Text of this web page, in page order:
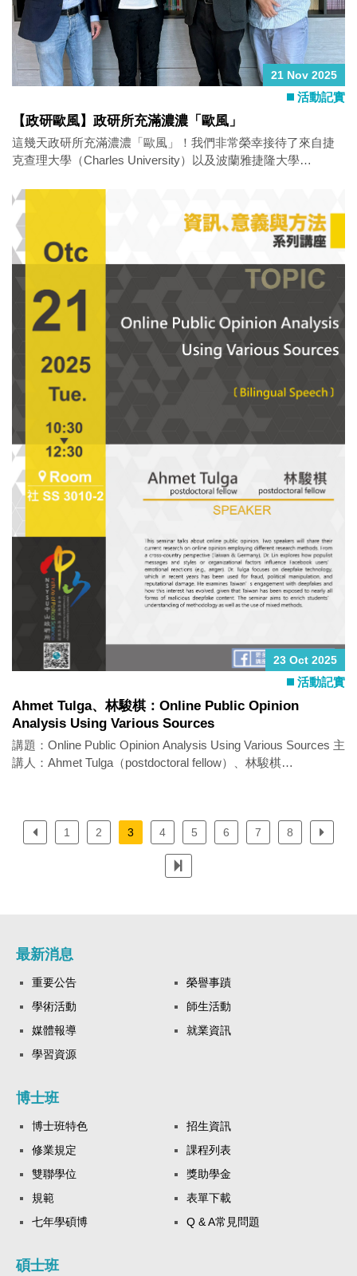
2021 military coup t
21 Nov 2025
活動記實
【政研歐風】政研所充滿濃濃「歐風」
這幾天政研所充滿濃濃「歐風」！我們非常榮幸接待了來自捷
克查理大學（Charles University）以及波蘭雅捷隆大學
名校，而這兩個中東歐國家近期也積極深化與台灣的關係。或
許是地緣政治的處境、以及對民主自由一路走來的艱辛與珍
惜，都讓彼此惺惺相惜、互相扶持。我們非常重視這樣的國際
交流，希望將更多頂尖學術資源帶給政研所的同學們。 此外，
我們近期也將迎來一位義大利籍的博士生入學，同時也將有另
一位義大利大學的博士研究生前來短期交流，他們都想來高雄
研究台灣的地緣政治經濟議題。更令人期待的是，過一陣子還
會有英國名校St Andrews University的教授來訪並進行專題演
講。政研所將持續積極地促進我們與歐洲學校的交流，為同學
開拓更多、更實質與歐洲國家大學交流學習的機會！ 最後，要
與大家分享一個恐怕比國際交流更難得的時刻：我們終於找到
了韋豪老師眼睛對焦的照片！拍了六張，竟然只有這麼一張眼
睛是對焦的，真是普天同慶，錯過這張，下一張不知何時會出
23 Oct 2025
活動記實
Ahmet Tulga、林駿棋：Online Public Opinion
Analysis Using Various Sources
講題：Online Public Opinion Analysis Using Various Sources 主
講人：Ahmet Tulga（postdoctoral fellow）、林駿棋
current research on online opinion employing different research
Germany), Dr. Lin explores how populist messages and styles
Taiwan’s engagement with deepfakes and how this interest has
of malic
1 2 3 4 5 6 7 8
最新消息
重要公告
榮譽事蹟
學術活動
師生活動
媒體報導
就業資訊
學習資源
博士班
博士班特色
招生資訊
修業規定
課程列表
雙聯學位
獎助學金
規範
表單下載
七年學碩博
Q & A常見問題
碩士班